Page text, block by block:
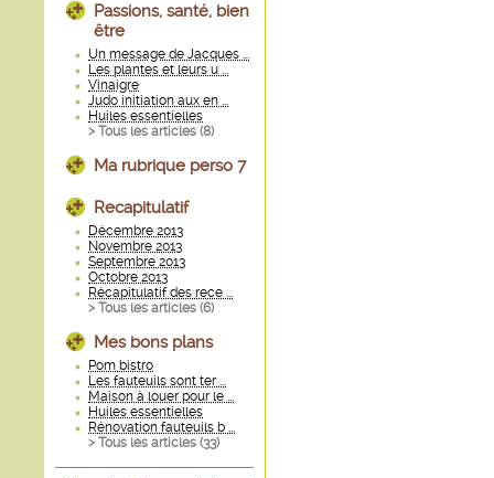
Passions, santé, bien
être
Un message de Jacques ...
Les plantes et leurs u ...
Vinaigre
Judo initiation aux en ...
Huiles essentielles
> Tous les articles (8)
Ma rubrique perso 7
Recapitulatif
Décembre 2013
Novembre 2013
Septembre 2013
Octobre 2013
Récapitulatif des rece ...
> Tous les articles (6)
Mes bons plans
Pom bistro
Les fauteuils sont ter ...
Maison à louer pour le ...
Huiles essentielles
Rénovation fauteuils b ...
> Tous les articles (33)